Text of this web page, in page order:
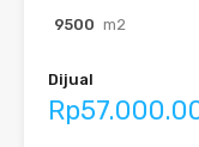
9500 m2
Dijual